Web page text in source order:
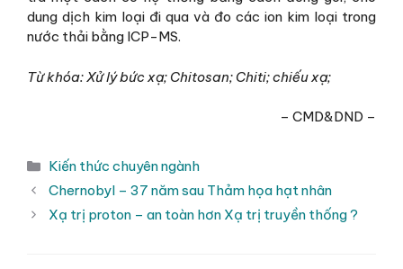
dung dịch kim loại đi qua và đo các ion kim loại trong
nước thải bằng ICP-MS.
Từ khóa: Xử lý bức xạ; Chitosan; Chiti; chiếu xạ;
– CMD&DND –
Danh
mục
Kiến thức chuyên ngành
Chernobyl – 37 năm sau Thảm họa hạt nhân
Xạ trị proton – an toàn hơn Xạ trị truyền thống ?